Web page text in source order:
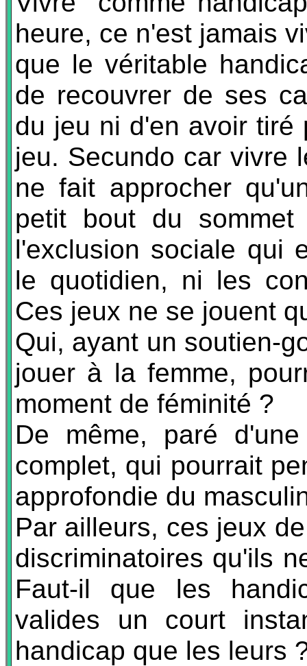
heure, ce n'est jamais
que le véritable
de recouvrer de ses
du jeu ni d'en avoir tiré
jeu. Secundo car vivre
ne fait approcher
petit bout du
l'exclusion sociale qui
le quotidien, ni les
Ces jeux ne se jouent
Qui, ayant un soutien-
jouer à la femme,
moment de féminité ?
De même, paré
complet, qui pourrait
approfondie du
Par ailleurs, ces jeux
discriminatoires qu'ils
Faut-il que les
valides un court
handicap que les leurs